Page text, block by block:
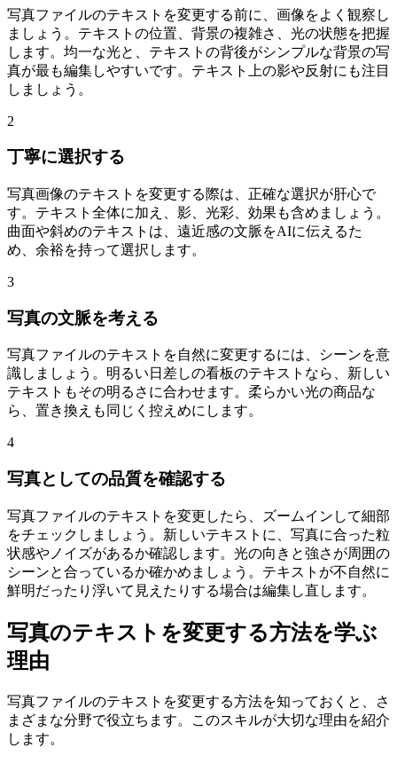
写真ファイルのテキストを変更する前に、画像をよく観察し
ましょう。テキストの位置、背景の複雑さ、光の状態を把握
します。均一な光と、テキストの背後がシンプルな背景の写
真が最も編集しやすいです。テキスト上の影や反射にも注目
しましょう。
2
丁寧に選択する
写真画像のテキストを変更する際は、正確な選択が肝心で
す。テキスト全体に加え、影、光彩、効果も含めましょう。
曲面や斜めのテキストは、遠近感の文脈をAIに伝えるた
め、余裕を持って選択します。
3
写真の文脈を考える
写真ファイルのテキストを自然に変更するには、シーンを意
識しましょう。明るい日差しの看板のテキストなら、新しい
テキストもその明るさに合わせます。柔らかい光の商品な
ら、置き換えも同じく控えめにします。
4
写真としての品質を確認する
写真ファイルのテキストを変更したら、ズームインして細部
をチェックしましょう。新しいテキストに、写真に合った粒
状感やノイズがあるか確認します。光の向きと強さが周囲の
シーンと合っているか確かめましょう。テキストが不自然に
鮮明だったり浮いて見えたりする場合は編集し直します。
写真のテキストを変更する方法を学ぶ
理由
写真ファイルのテキストを変更する方法を知っておくと、さ
まざまな分野で役立ちます。このスキルが大切な理由を紹介
します。